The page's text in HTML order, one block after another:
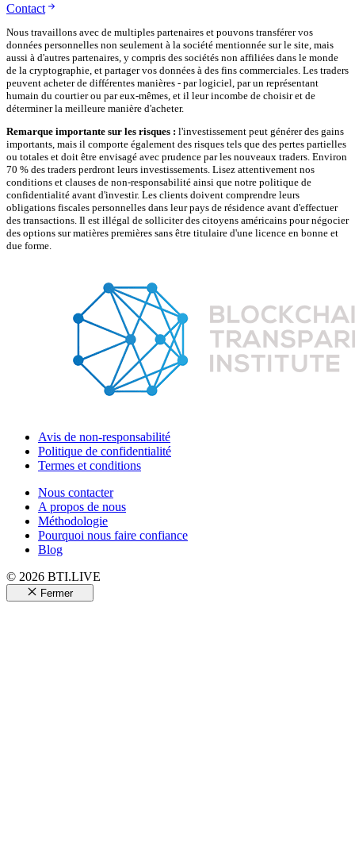
Contact
Nous travaillons avec de multiples partenaires et pouvons transférer vos
données personnelles non seulement à la société mentionnée sur le site, mais
aussi à d'autres partenaires, y compris des sociétés non affiliées dans le monde
de la cryptographie, et partager vos données à des fins commerciales. Les traders
peuvent acheter de différentes manières - par logiciel, par un représentant
humain du courtier ou par eux-mêmes, et il leur incombe de choisir et de
déterminer la meilleure manière d'acheter.
Remarque importante sur les risques : l'investissement peut générer des gains
importants, mais il comporte également des risques tels que des pertes partielles
ou totales et doit être envisagé avec prudence par les nouveaux traders. Environ
70 % des traders perdront leurs investissements. Lisez attentivement nos
conditions et clauses de non-responsabilité ainsi que notre politique de
confidentialité avant d'investir. Les clients doivent comprendre leurs
obligations fiscales personnelles dans leur pays de résidence avant d'effectuer
des transactions. Il est illégal de solliciter des citoyens américains pour négocier
des options sur matières premières sans être titulaire d'une licence en bonne et
due forme.
Avis de non-responsabilité
Politique de confidentialité
Termes et conditions
Nous contacter
A propos de nous
Méthodologie
Pourquoi nous faire confiance
Blog
© 2026 BTI.LIVE
Fermer